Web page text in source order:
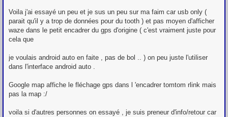
e
Voila j'ai essayé un peu et je sus un peu sur ma faim car usb only (
parait qu'il y a trop de données pour du tooth ) et pas moyen d'afficher
waze dans le petit encadrer du gps d'origine ( c'est vraiment juste pour
cela que
je voulais android auto en faite , pas de bol .. ) on peu juste l'utiliser
dans l'interface android auto .
Google map affiche le fléchage gps dans l 'encadrer tomtom rlink mais
pas la map :/
voila si d'autres personnes on essayé , je suis preneur d'info/retour car